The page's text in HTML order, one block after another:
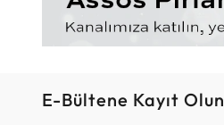
E-Bültene Kayıt Olun